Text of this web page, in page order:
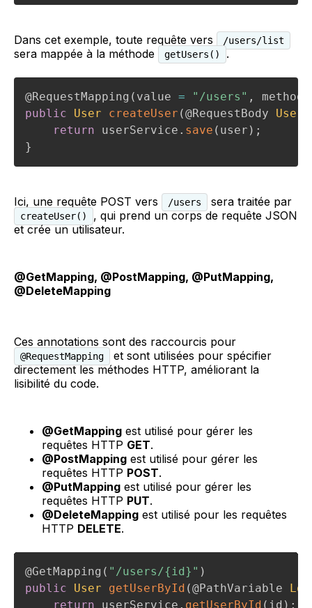
Dans cet exemple, toute requête vers /users/list
sera mappée à la méthode getUsers() .
@RequestMapping ( value = "/users" , method
public
User createUser (@RequestBody User
return userService . save ( user ) ;
}
Ici, une requête POST vers /users sera traitée par
createUser()
, qui prend un corps de requête JSON
et crée un utilisateur.
@GetMapping, @PostMapping, @PutMapping,
@DeleteMapping
Ces annotations sont des raccourcis pour
@RequestMapping
et sont utilisées pour spécifier
directement les méthodes HTTP, améliorant la
lisibilité du code.
@GetMapping est utilisé pour gérer les
requêtes HTTP GET.
@PostMapping est utilisé pour gérer les
requêtes HTTP POST.
@PutMapping est utilisé pour gérer les
requêtes HTTP PUT.
@DeleteMapping est utilisé pour les requêtes
HTTP DELETE.
@GetMapping ( "/users/{id}" )
public
User getUserById (@PathVariable
return userService . getUserById ( id ) ;